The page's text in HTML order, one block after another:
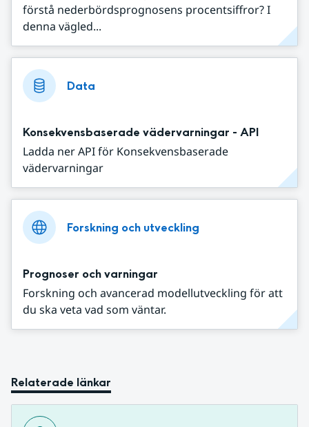
förstå nederbördsprognosens procentsiffror? I
denna vägled...
Data
Konsekvensbaserade vädervarningar - API
Ladda ner API för Konsekvensbaserade
vädervarningar
Forskning och utveckling
Prognoser och varningar
Forskning och avancerad modellutveckling för att
du ska veta vad som väntar.
Relaterade länkar